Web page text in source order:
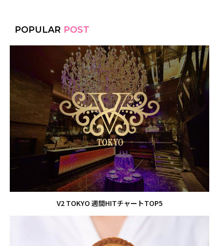
POPULAR POST
V2 TOKYO 週間HITチャートTOP5